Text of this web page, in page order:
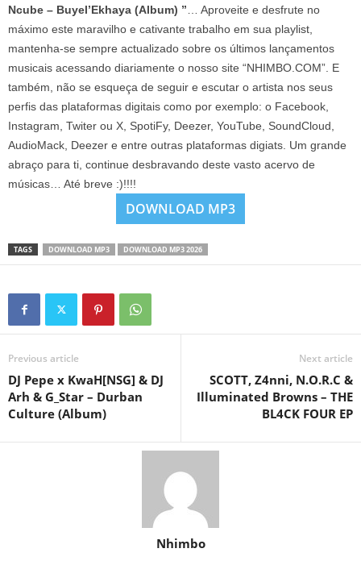
Ncube – Buyel’Ekhaya (Album) ” … Aproveite e desfrute no
máximo este maravilho e cativante trabalho em sua playlist,
mantenha-se sempre actualizado sobre os últimos lançamentos
musicais acessando diariamente o nosso site “NHIMBO.COM”. E
também, não se esqueça de seguir e escutar o artista nos seus
perfis das plataformas digitais como por exemplo: o Facebook,
Instagram, Twiter ou X, SpotiFy, Deezer, YouTube, SoundCloud,
AudioMack, Deezer e entre outras plataformas digiats. Um grande
abraço para ti, continue desbravando deste vasto acervo de
músicas… Até breve :)!!!!
DOWNLOAD MP3
TAGS DOWNLOAD MP3 DOWNLOAD MP3 2026
Previous article
DJ Pepe x KwaH[NSG] & DJ
Arh & G_Star – Durban
Culture (Album)
Next article
SCOTT, Z4nni, N.O.R.C &
Illuminated Browns – THE
BL4CK FOUR EP
Nhimbo